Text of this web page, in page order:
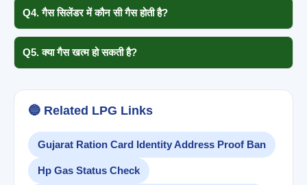
Q4. गैस सिलेंडर में कौन सी गैस होती है?
Q5. क्या गैस खत्म हो सकती है?
🔵 Related LPG Links
Gujarat Ration Card Identity Address Proof Ban
Hp Gas Status Check